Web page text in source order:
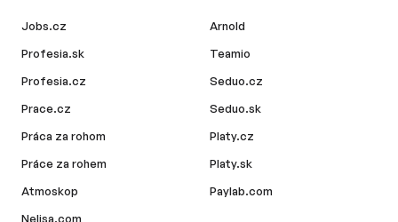
Jobs.cz
Profesia.sk
Profesia.cz
Prace.cz
Práca za rohom
Práce za rohem
Atmoskop
Nelisa.com
Arnold
Teamio
Seduo.cz
Seduo.sk
Platy.cz
Platy.sk
Paylab.com